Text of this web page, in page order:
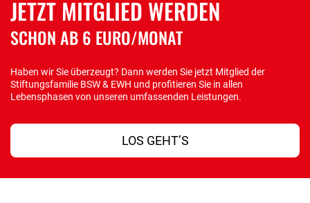
JETZT MITGLIED WERDEN
SCHON AB 6 EURO/MONAT
Haben wir Sie überzeugt? Dann werden Sie jetzt Mitglied der
Stiftungsfamilie BSW & EWH und profitieren Sie in allen
Lebensphasen von unseren umfassenden Leistungen.
LOS GEHT’S